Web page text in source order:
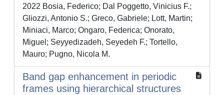
2022 Bosia, Federico; Dal Poggetto, Vinicius F.;
Gliozzi, Antonio S.; Greco, Gabriele; Lott, Martin;
Miniaci, Marco; Ongaro, Federica; Onorato,
Miguel; Seyyedizadeh, Seyedeh F.; Tortello,
Mauro; Pugno, Nicola M.
Band gap enhancement in periodic
frames using hierarchical structures